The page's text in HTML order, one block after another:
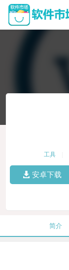
工具
安卓下载
简介